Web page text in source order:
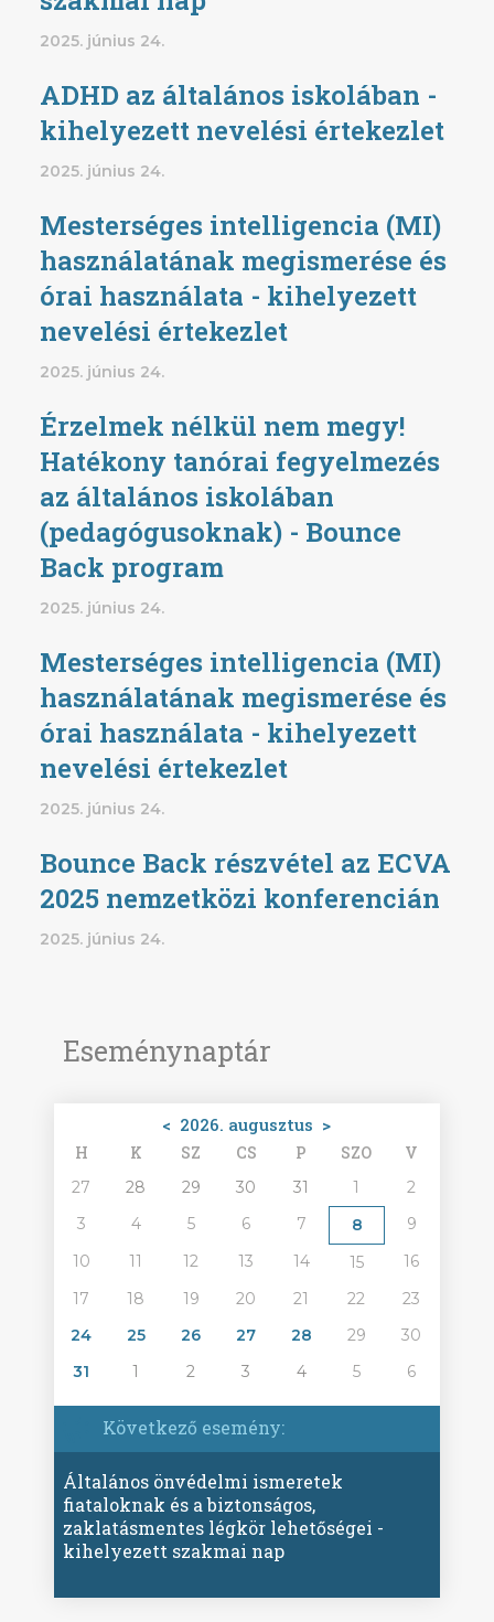
Eseménynaptár
< 2026. augusztus >
H K SZ CS P SZO V
27 28 29 30 31 1
2
3
4 5 6 7 8
9
10
11 12 13 14 15
16
17
18 19 20 21 22
23
24
25 26 27 28 29
30
31
1 2 3 4 5 6
Következő esemény:
Általános önvédelmi ismeretek
fiataloknak és a biztonságos,
zaklatásmentes légkör lehetőségei -
kihelyezett szakmai nap
2025. június 24.
ADHD az általános iskolában -
kihelyezett nevelési értekezlet
2025. június 24.
Mesterséges intelligencia (MI)
használatának megismerése és
órai használata - kihelyezett
nevelési értekezlet
2025. június 24.
Érzelmek nélkül nem megy!
Hatékony tanórai fegyelmezés
az általános iskolában
(pedagógusoknak) - Bounce
Back program
2025. június 24.
Mesterséges intelligencia (MI)
használatának megismerése és
órai használata - kihelyezett
nevelési értekezlet
2025. június 24.
Bounce Back részvétel az ECVA
2025 nemzetközi konferencián
2025. június 24.